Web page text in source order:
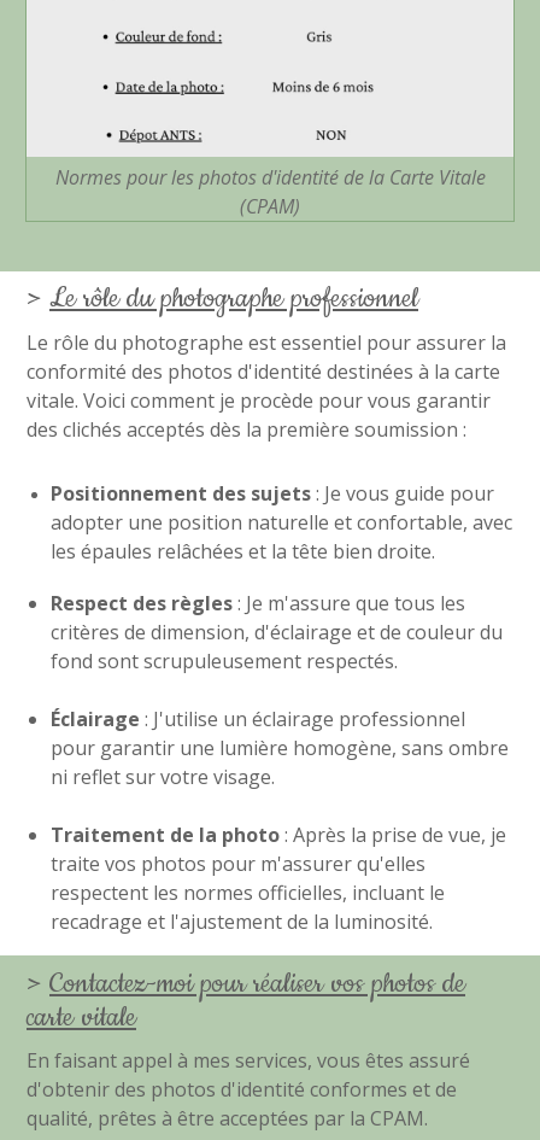
Normes pour les photos d'identité de la Carte Vitale
(CPAM)
> Le rôle du photographe professionnel
Le rôle du photographe est essentiel pour assurer la
conformité des photos d'identité destinées à la carte
vitale. Voici comment je procède pour vous garantir
des clichés acceptés dès la première soumission :
Positionnement des sujets: Je vous guide pour
adopter une position naturelle et confortable, avec
les épaules relâchées et la tête bien droite.
Respect des règles: Je m'assure que tous les
critères de dimension, d'éclairage et de couleur du
fond sont scrupuleusement respectés.
Éclairage : J'utilise un éclairage professionnel
pour garantir une lumière homogène, sans ombre
ni reflet sur votre visage.
Traitement de la photo: Après la prise de vue, je
traite vos photos pour m'assurer qu'elles
respectent les normes officielles, incluant le
recadrage et l'ajustement de la luminosité.
> Contactez-moi pour réaliser vos photos de
carte vitale
En faisant appel à mes services, vous êtes assuré
d'obtenir des photos d'identité conformes et de
qualité, prêtes à être acceptées par la CPAM.